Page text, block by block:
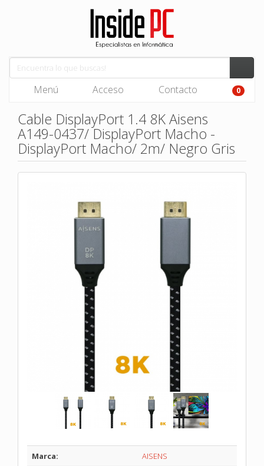
Menú Acceso Contacto 0
Cable DisplayPort 1.4 8K Aisens
A149-0437/ DisplayPort Macho -
DisplayPort Macho/ 2m/ Negro Gris
Marca:
AISENS